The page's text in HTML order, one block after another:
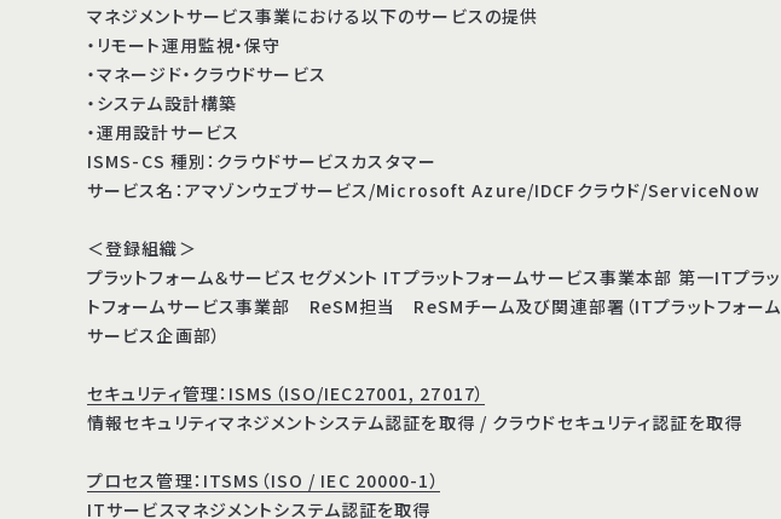
マネジメントサービス事業における以下のサービスの提供
・リモート運用監視・保守
・マネージド・クラウドサービス
・システム設計構築
・運用設計サービス
ISMS-CS 種別：クラウドサービスカスタマー
サービス名：アマゾンウェブサービス/Microsoft Azure/IDCFクラウド/ServiceNow
＜登録組織＞
プラットフォーム＆サービスセグメント ITプラットフォームサービス事業本部 第一ITプラッ
トフォームサービス事業部 ReSM担当 ReSMチーム及び関連部署（ITプラットフォーム
サービス企画部）
セキュリティ管理：ISMS（ISO/IEC27001, 27017）
情報セキュリティマネジメントシステム認証を取得 / クラウドセキュリティ認証を取得
プロセス管理：ITSMS（ISO / IEC 20000-1）
ITサービスマネジメントシステム認証を取得